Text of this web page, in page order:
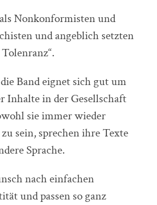
Nonkonformisten und
und angeblich setzten
Band eignet sich gut um
Inhalte in der Gesellschaft
sie immer wieder
sein, sprechen ihre Texte
Sprache.
nach einfachen
und passen so ganz